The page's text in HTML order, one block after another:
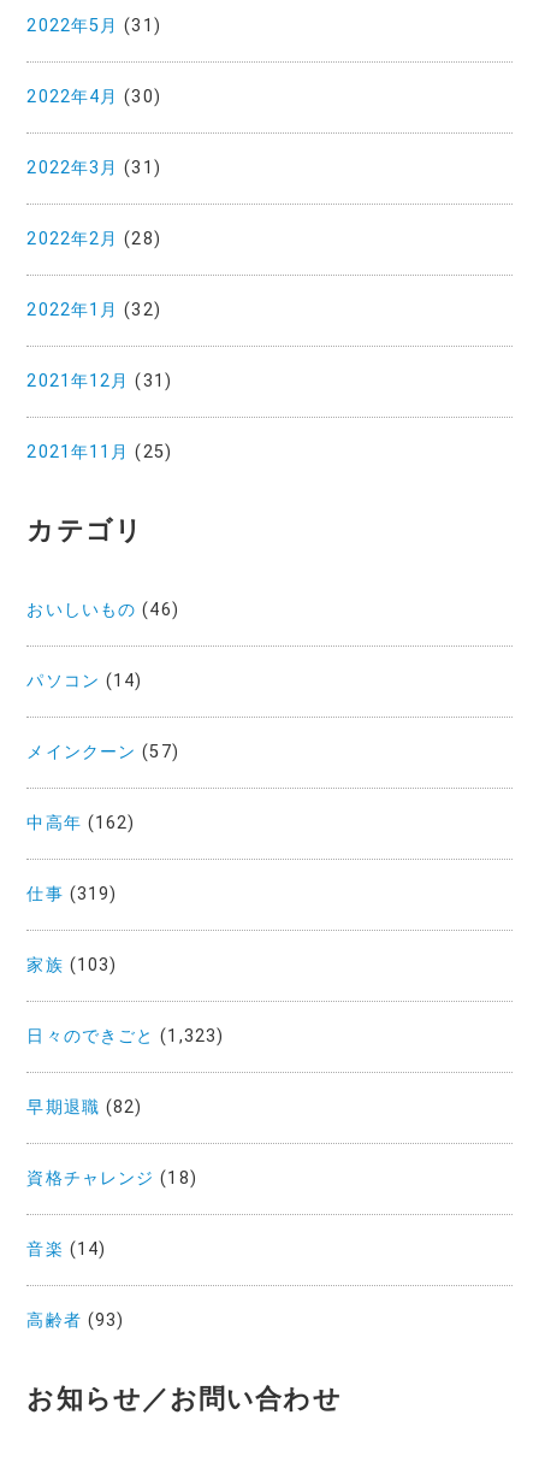
2022年5月 (31)
2022年4月 (30)
2022年3月 (31)
2022年2月 (28)
2022年1月 (32)
2021年12月 (31)
2021年11月 (25)
カテゴリ
おいしいもの (46)
パソコン (14)
メインクーン (57)
中高年 (162)
仕事 (319)
家族 (103)
日々のできごと (1,323)
早期退職 (82)
資格チャレンジ (18)
音楽 (14)
高齢者 (93)
お知らせ／お問い合わせ